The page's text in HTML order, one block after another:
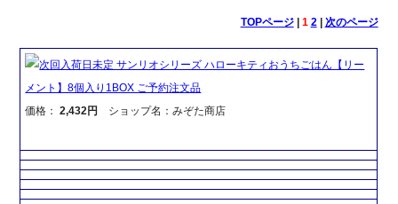
TOPページ| 1 2| 次のページ
次回入荷日未定 サンリオシリーズ ハローキティおうちごはん【リー
メント】8個入り1BOX ご予約注文品
価格：2,432円 ショップ名：みぞた商店